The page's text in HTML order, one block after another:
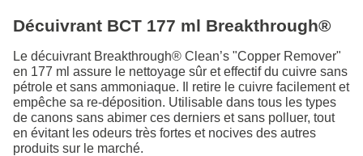
Décuivrant BCT 177 ml Breakthrough®
Le décuivrant Breakthrough® Clean’s "Copper Remover"
en 177 ml assure le nettoyage sûr et effectif du cuivre sans
pétrole et sans ammoniaque. Il retire le cuivre facilement et
empêche sa re-déposition. Utilisable dans tous les types
de canons sans abimer ces derniers et sans polluer, tout
en évitant les odeurs très fortes et nocives des autres
produits sur le marché.